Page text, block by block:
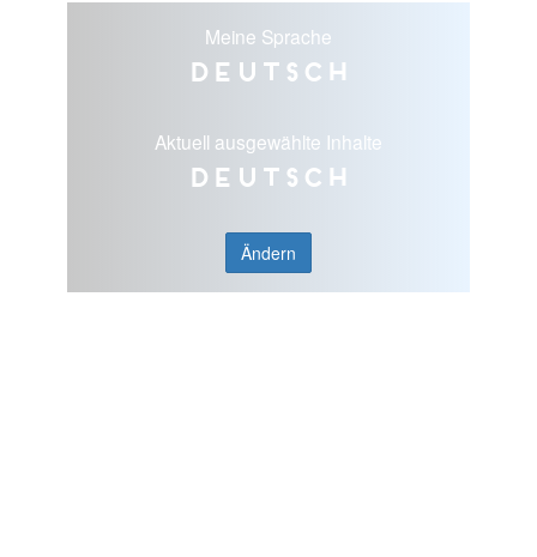
Meine Sprache
Deutsch
Aktuell ausgewählte Inhalte
Deutsch
Ändern